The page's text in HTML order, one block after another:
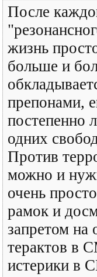
После
жизнь
больше и
препонами,
постепенно
одних
Против
можно и
очень
рамок и
запретом на
терактов в
истерики в